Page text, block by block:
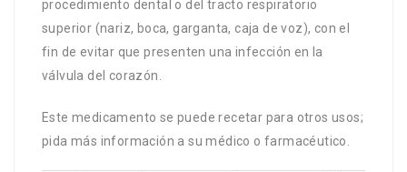
procedimiento dental o del tracto respiratorio
superior (nariz, boca, garganta, caja de voz), con el
fin de evitar que presenten una infección en la
válvula del corazón.
Este medicamento se puede recetar para otros usos;
pida más información a su médico o farmacéutico.